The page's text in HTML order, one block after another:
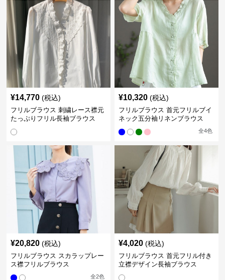
¥14,770 (税込)
フリルブラウス 刺繍レース襟元
たっぷりフリル長袖ブラウス
¥10,320 (税込)
フリルブラウス 首元フリルブイ
ネック五分袖リネンブラウス
全4色
¥20,820 (税込)
フリルブラウス スカラップレー
ス襟フリルブラウス
全2色
¥4,020 (税込)
フリルブラウス 首元フリル付き
立襟デザイン長袖ブラウス